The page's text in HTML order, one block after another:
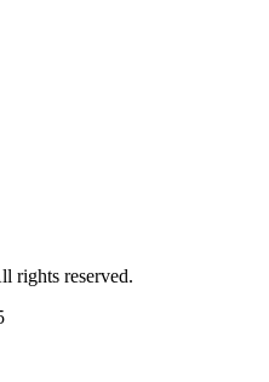
rights reserved.